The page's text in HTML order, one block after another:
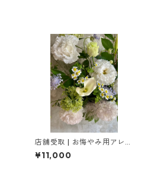
店舗受取 | お悔やみ用アレン
ジメント［ L ］
¥11,000